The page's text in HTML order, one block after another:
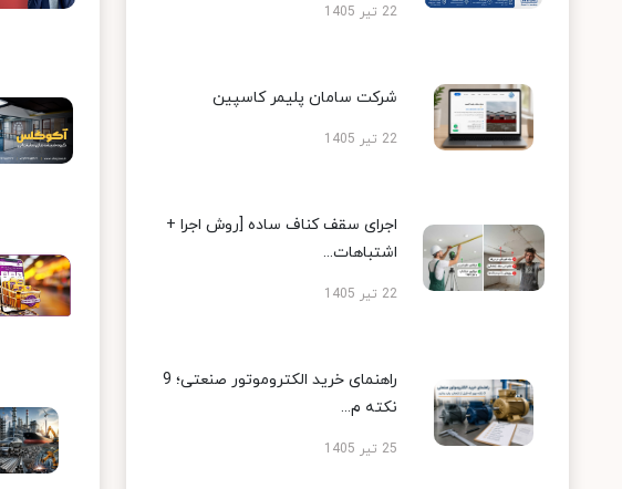
22 تیر 1405
شرکت سامان پلیمر کاسپین
22 تیر 1405
اجرای سقف کناف ساده [روش اجرا +
اشتباهات...
22 تیر 1405
راهنمای خرید الکتروموتور صنعتی؛ 9
نکته م...
25 تیر 1405